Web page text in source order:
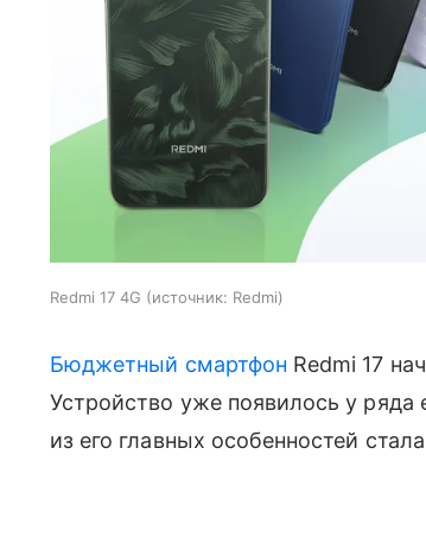
Redmi 17 4G источник: Redmi
Бюджетный смартфон Redmi 17
Устройство уже появилось у ряда
из его главных особенностей